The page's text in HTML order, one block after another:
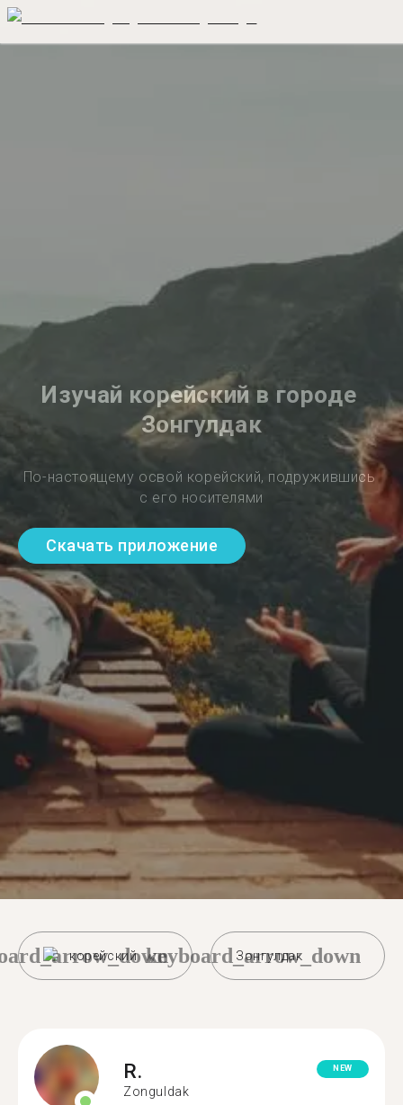
Изучай корейский в городе
Зонгулдак
По-настоящему освой корейский, подружившись
с его носителями
Скачать приложение
корейский Зонгулдак
keyboard_arrow_down
R.
Zonguldak
NEW